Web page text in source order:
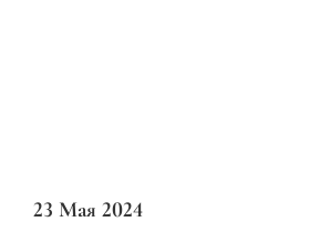
23 Мая 2024